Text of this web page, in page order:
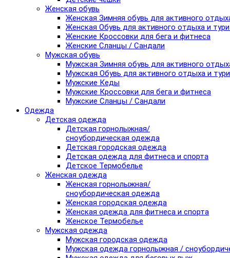
Женская обувь
Женская Зимняя обувь для активного
Женская Обувь для активного отдыха и
Женские Кроссовки для бега и фитнеса
Женские Сланцы / Сандали
Мужская обувь
Мужская Зимняя обувь для активного
Мужская Обувь для активного отдыха и
Мужские Кеды
Мужские Кроссовки для бега и фитнеса
Мужские Сланцы / Сандали
Одежда
Детская одежда
Детская горнолыжная/
сноубордическая одежда
Детская городская одежда
Детская одежда для фитнеса и спорта
Детское Термобелье
Женская одежда
Женская горнолыжная/
сноубордическая одежда
Женская городская одежда
Женская одежда для фитнеса и спорта
Женское Термобелье
Мужская одежда
Мужская городская одежда
Мужская одежда горнолыжная /